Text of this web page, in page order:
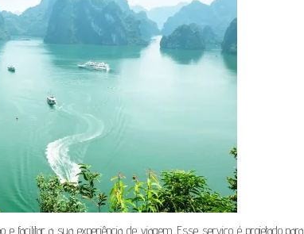
facilitar a sua experiência de viagem. Esse serviço é projetado para